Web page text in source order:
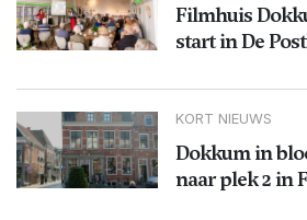
Filmhuis
start in De
KORT NIEUWS
Dokkum in
naar plek 2 in